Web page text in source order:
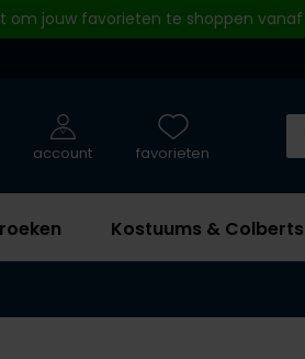
om jouw favorieten te shoppen vanaf
Kostuums & Colberts
account favorieten